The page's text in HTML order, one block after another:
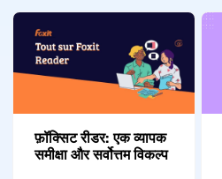
फ़ॉक्सिट रीडर: एक व्यापक
समीक्षा और सर्वोत्तम विकल्प